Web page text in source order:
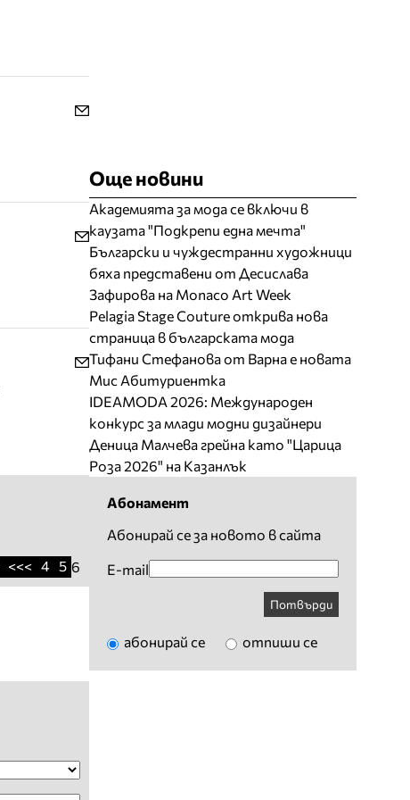
<<< 4 5 6
Още новини
Академията за мода се включи в
каузата "Подкрепи една мечта"
Български и чуждестранни художници
бяха представени от Десислава
Зафирова на Monaco Art Week
Pelagia Stage Couture открива нова
страница в българската мода
Тифани Стефанова от Варна е новата
Мис Абитуриентка
IDEAMODA 2026: Международен
конкурс за млади модни дизайнери
Деница Малчева грейна като "Царица
Роза 2026" на Казанлък
Абонамент
Абонирай се за новото в сайта
E-mail
Потвърди
абонирай се отпиши се